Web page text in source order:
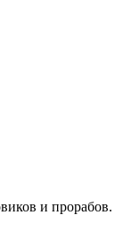
и прорабов.